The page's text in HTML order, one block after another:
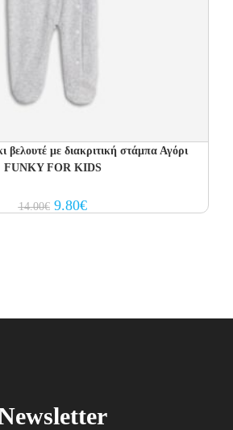
βελουτέ με διακριτική στάμπα Αγόρι
FUNKY FOR KIDS
14.00€ Original
price
9.80€Current
price